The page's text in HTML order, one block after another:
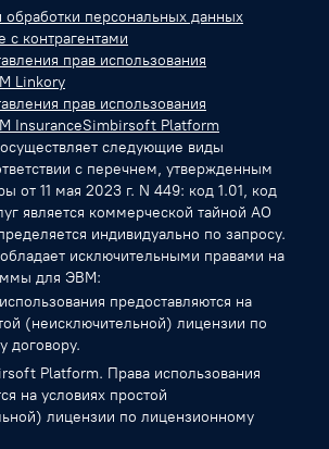
персональных данных
с контрагентами
прав использования
Linkory
прав использования
InsuranceSimbirsoft Platform
следующие виды
с перечнем, утвержденным
от 11 мая 2023 г. N 449: код 1.01, код
является коммерческой тайной АО
индивидуально по запросу.
исключительными правами на
для ЭВМ:
предоставляются на
(неисключительной) лицензии по
договору.
Platform. Права использования
на условиях простой
лицензии по лицензионному